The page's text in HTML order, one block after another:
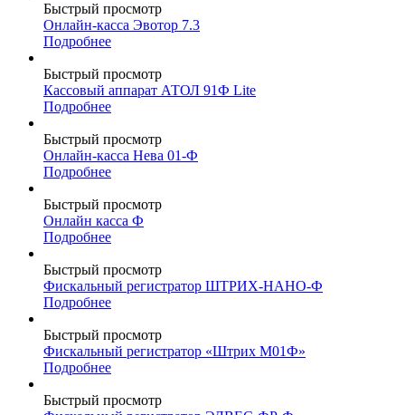
Быстрый просмотр
Онлайн-касса Эвотор 7.3
Подробнее
Быстрый просмотр
Кассовый аппарат АТОЛ 91Ф Lite
Подробнее
Быстрый просмотр
Онлайн-касса Нева 01-Ф
Подробнее
Быстрый просмотр
Онлайн касса Ф
Подробнее
Быстрый просмотр
Фискальный регистратор ШТРИХ-НАНО-Ф
Подробнее
Быстрый просмотр
Фискальный регистратор «Штрих М01Ф»
Подробнее
Быстрый просмотр